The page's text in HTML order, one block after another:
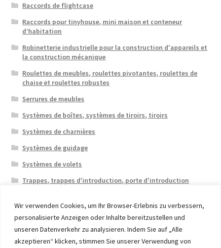
Wir verwenden Cookies, um Ihr Browser-Erlebnis zu verbessern,
personalisierte Anzeigen oder Inhalte bereitzustellen und
unseren Datenverkehr zu analysieren. Indem Sie auf „Alle
akzeptieren“ klicken, stimmen Sie unserer Verwendung von
Raccords de flightcase
Raccords pour tinyhouse, mini maison et conteneur
d’habitation
Robinetterie industrielle pour la construction d'appareils et
la construction mécanique
Roulettes de meubles, roulettes pivotantes, roulettes de
chaise et roulettes robustes
Serrures de meubles
Systèmes de boîtes, systèmes de tiroirs, tiroirs
Systèmes de charnières
Systèmes de guidage
Systèmes de volets
Trappes, trappes d'introduction, porte d'introduction